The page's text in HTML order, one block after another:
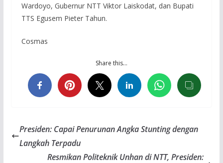
Wardoyo, Gubernur NTT Viktor Laiskodat, dan Bupati
TTS Egusem Pieter Tahun.
Cosmas
Share this…
Presiden: Capai Penurunan Angka Stunting dengan
Langkah Terpadu
Resmikan Politeknik Unhan di NTT, Presiden: